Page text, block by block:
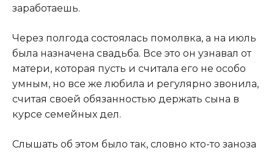
заработаешь.​
​Через полгода состоялась помолвка, а на июль
была назначена свадьба. Все это он узнавал от
матери, которая пусть и считала его не особо
умным, но все же любила и регулярно звонила,
считая своей обязанностью держать сына в
курсе семейных дел.​
​Слышать об этом было так, словно кто-то заноза